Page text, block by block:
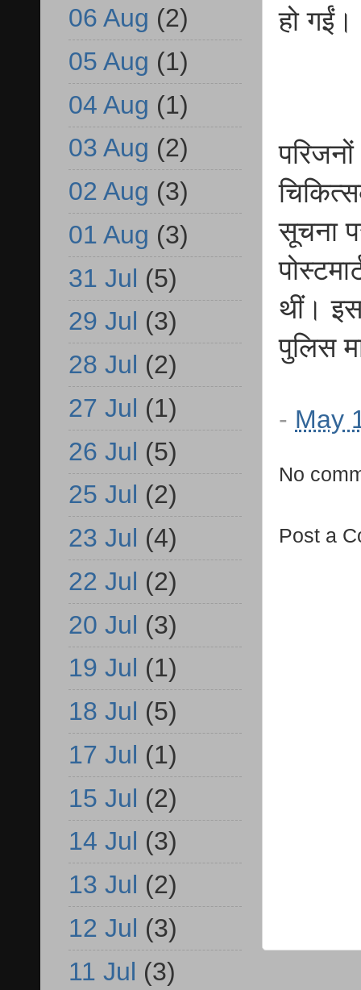
हो गईं।
सूचना
थीं।
पुलिस
- May
No
Post a
06 Aug (2)
05 Aug (1)
04 Aug (1)
03 Aug (2)
02 Aug (3)
01 Aug (3)
31 Jul (5)
29 Jul (3)
28 Jul (2)
27 Jul (1)
26 Jul (5)
25 Jul (2)
23 Jul (4)
22 Jul (2)
20 Jul (3)
19 Jul (1)
18 Jul (5)
17 Jul (1)
15 Jul (2)
14 Jul (3)
13 Jul (2)
12 Jul (3)
11 Jul (3)